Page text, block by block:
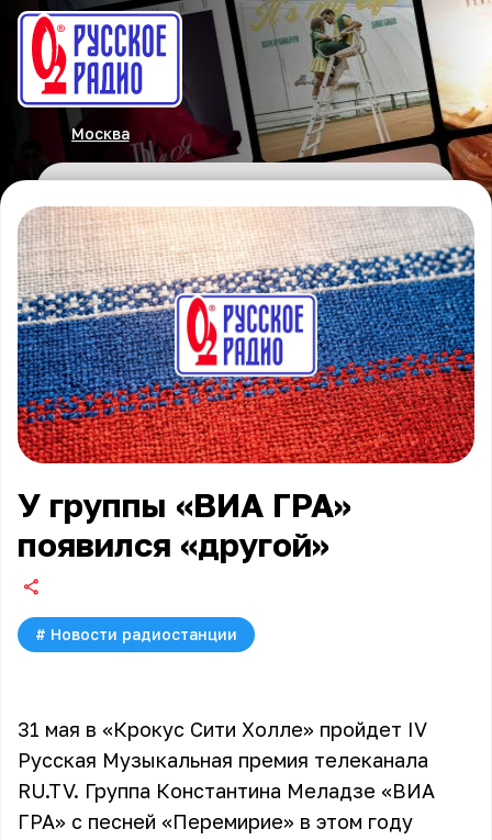
Москва
У группы «ВИА ГРА»
появился «другой»
# Новости радиостанции
31 мая в «Крокус Сити Холле» пройдет IV
Русская Музыкальная премия телеканала
RU.TV. Группа Константина Меладзе «ВИА
ГРА» с песней «Перемирие» в этом году